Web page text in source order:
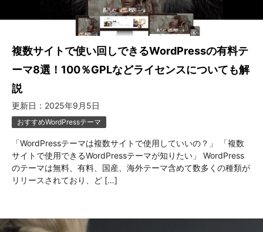
複数サイトで使い回しできるWordPressの有料テ
ーマ8選！100％GPLなどライセンスについても解
説
更新日： 2025年9月5日
おすすめWordPressテーマ
「WordPressテーマは複数サイトで使用していいの？」 「複数
サイトで使用できるWordPressテーマが知りたい」 WordPress
のテーマは無料、有料、国産、海外テーマ含めて数多くの種類が
リリースされており、ど […]